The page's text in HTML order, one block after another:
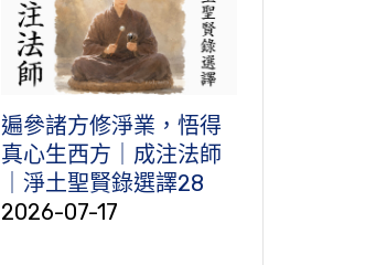
遍參諸方修淨業，悟得
真心生西方｜成注法師
｜淨土聖賢錄選譯28
2026-07-17